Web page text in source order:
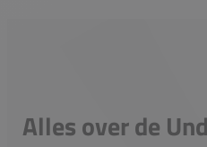
Alles over de